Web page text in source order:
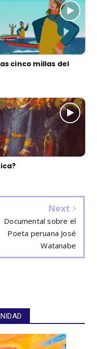
cinco millas del
Next
Documental sobre el
Poeta peruana José
Watanabe